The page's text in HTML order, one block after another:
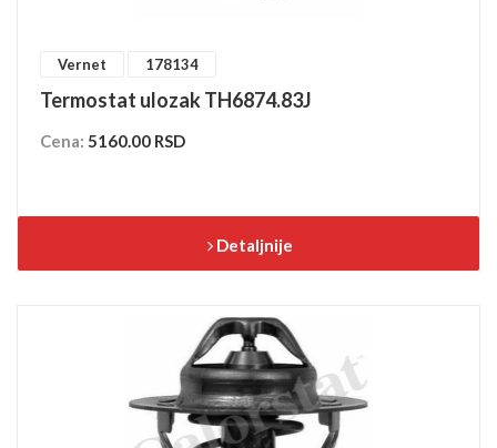
Vernet 178134
Termostat ulozak TH6874.83J
Cena: 5160.00 RSD
Detaljnije